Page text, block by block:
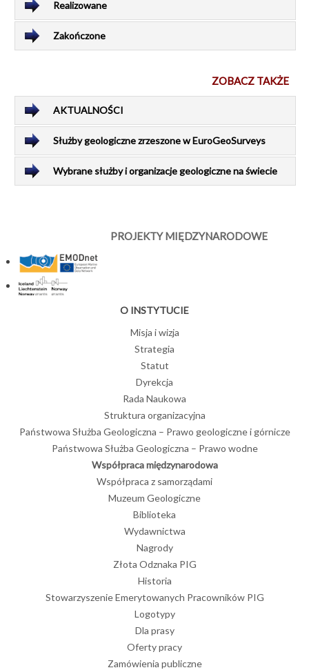
Prognoza
hydrogeologiczna
PSG 6/2026
hydrogeologiczne
PSG 6/2026
30-06-2026
Pożegnanie dr
Anny Tomczak
dostępne
bezpłatnie online
29-06-2026
Bilans zasobów
Polsce według
Realizowane
Zakończone
ZOBACZ TAKŻE
AKTUALNOŚCI
Służby geologiczne zrzeszone w EuroGeoSurveys
Wybrane służby i organizacje geologiczne na świecie
PROJEKTY MIĘDZYNARODOWE
O INSTYTUCIE
Misja i wizja
Strategia
Statut
Dyrekcja
Rada Naukowa
Struktura organizacyjna
Państwowa Służba Geologiczna – Prawo geologiczne i górnicze
Państwowa Służba Geologiczna – Prawo wodne
Współpraca międzynarodowa
Współpraca z samorządami
Muzeum Geologiczne
Biblioteka
Wydawnictwa
Nagrody
Złota Odznaka PIG
Historia
Stowarzyszenie Emerytowanych Pracowników PIG
Logotypy
Dla prasy
Oferty pracy
Zamówienia publiczne